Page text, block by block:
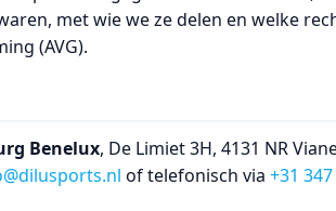
met wie we ze delen en welke
(AVG).
Benelux, De Limiet 3H, 4131 NR
of telefonisch via+31